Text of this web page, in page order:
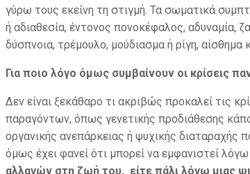
γύρω τους εκείνη τη στιγμή. Τα σωματικά
ή αδιαθεσία, έντονος πονοκέφαλος, αδυναμία,
δύσπνοια, τρέμουλο, μούδιασμα ή ρίγη, αίσθημα
Για ποιο λόγο όμως συμβαίνουν οι κρίσεις
Δεν είναι ξεκάθαρο τι ακριβώς προκαλεί τις
παραγόντων, όπως γενετικής προδιάθεσης
οργανικής ανεπάρκειας ή ψυχικής διαταραχής
όμως έχει φανεί ότι μπορεί να εμφανιστεί
αλλαγών στη ζωή του, είτε πάλι λόγω μιας